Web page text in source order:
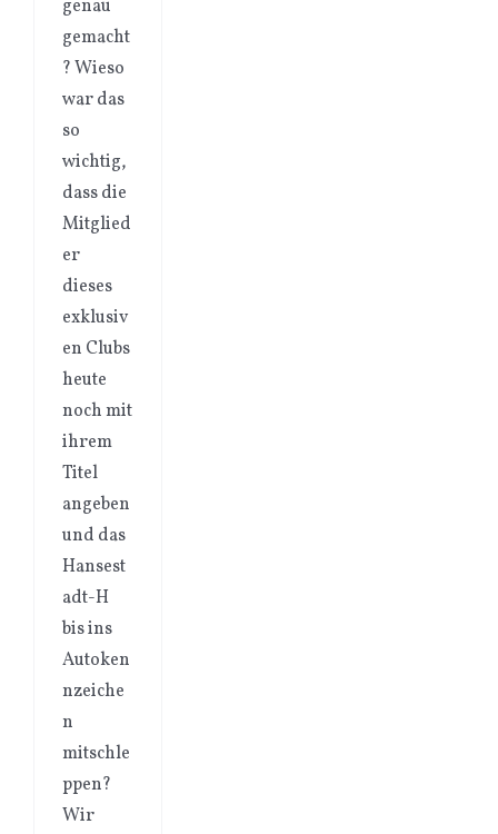
genau
gemacht
? Wieso
war das
so
wichtig,
dass die
Mitglied
er
dieses
exklusiv
en Clubs
heute
noch mit
ihrem
Titel
angeben
und das
Hansest
adt-H
bis ins
Autoken
nzeiche
n
mitschle
ppen?
Wir